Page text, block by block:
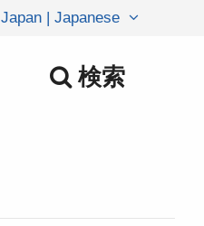
Japan | Japanese
検索